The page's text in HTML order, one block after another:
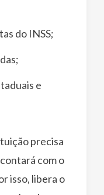
do INSS;
e
precisa
com o
isso, libera o